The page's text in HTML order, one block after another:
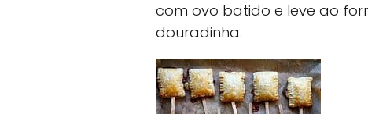
com ovo batido e leve ao
douradinha.